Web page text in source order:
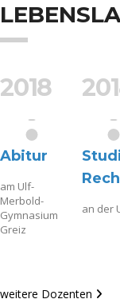
2018
Abitur
am Ulf-
Merbold-
Gymnasium
Greiz
an der
weitere Dozenten